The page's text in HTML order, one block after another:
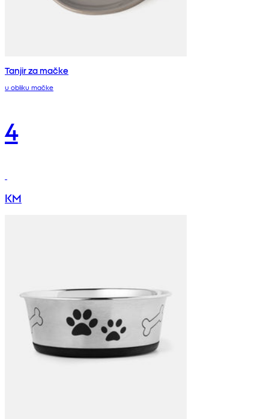
Tanjir za mačke
u obliku mačke
4
KM